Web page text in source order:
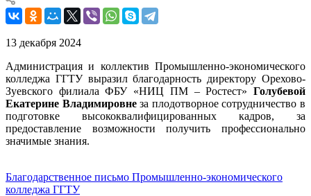
13 декабря 2024
Администрация и коллектив Промышленно-экономического
колледжа ГГТУ выразил благодарность директору Орехово-
Зуевского филиала ФБУ «НИЦ ПМ – Ростест» Голубевой
Екатерине Владимировнеза плодотворное сотрудничество в
подготовке высококвалифицированных кадров, за
предоставление возможности получить профессионально
значимые знания.
Благодарственное письмо Промышленно-экономического
колледжа ГГТУ